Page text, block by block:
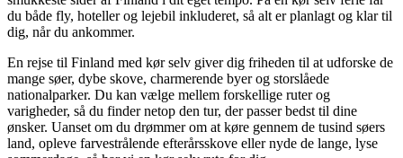
du både fly, hoteller og lejebil inkluderet, så alt er planlagt og klar til
dig, når du ankommer.
En rejse til Finland med kør selv giver dig friheden til at udforske de
mange søer, dybe skove, charmerende byer og storslåede
nationalparker. Du kan vælge mellem forskellige ruter og
varigheder, så du finder netop den tur, der passer bedst til dine
ønsker. Uanset om du drømmer om at køre gennem de tusind søers
land, opleve farvestrålende efterårsskove eller nyde de lange, lyse